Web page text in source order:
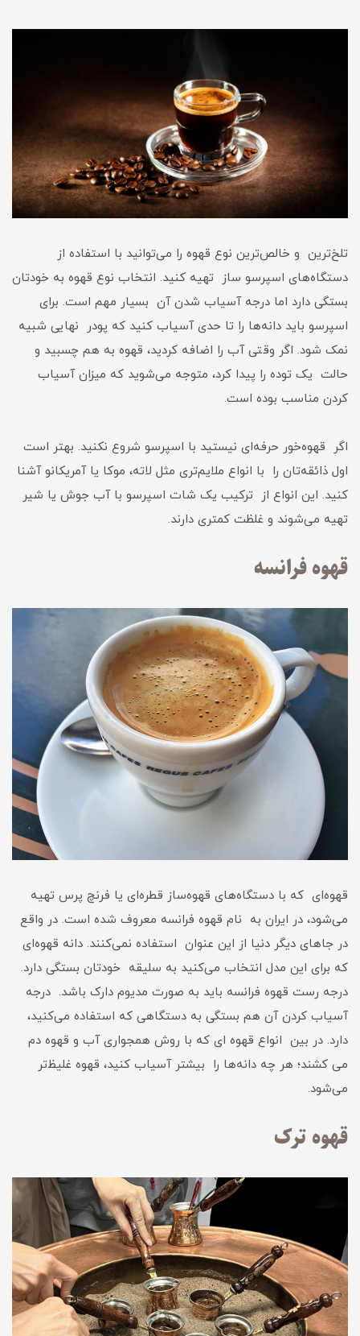
تلخ‌ترین و خالص‌ترین نوع قهوه را می‌توانید با استفاده از
دستگاه‌های اسپرسو ساز تهیه کنید. انتخاب نوع قهوه به خودتان
بستگی دارد اما درجه آسیاب شدن آن بسیار مهم است. برای
اسپرسو باید دانه‌ها را تا حدی آسیاب کنید که پودر نهایی شبیه
نمک شود. اگر وقتی آب را اضافه کردید، قهوه به هم چسبید و
حالت یک توده را پیدا کرد، متوجه می‌شوید که میزان آسیاب
کردن مناسب بوده است.
اگر قهوه‌خور حرفه‌ای نیستید با اسپرسو شروع نکنید. بهتر است
اول ذائقه‌تان را با انواع ملایم‌تری مثل لاته، موکا یا آمریکانو آشنا
کنید. این انواع از ترکیب یک شات اسپرسو با آب جوش یا شیر
تهیه می‌شوند و غلظت کمتری دارند.
قهوه فرانسه
قهوه‌ای که با دستگاه‌های قهوه‌ساز قطره‌ای یا فرنچ پرس تهیه
می‌شود، در ایران به نام قهوه فرانسه معروف شده است. در واقع
در جاهای دیگر دنیا از این عنوان استفاده نمی‌کنند. دانه قهوه‌ای
که برای این مدل انتخاب می‌کنید به سلیقه خودتان بستگی دارد.
درجه رست قهوه فرانسه باید به صورت مدیوم دارک باشد. درجه
آسیاب کردن آن هم بستگی به دستگاهی که استفاده می‌کنید،
دارد. در بین انواع قهوه ای که با روش همجواری آب و قهوه دم
می کشند؛ هر چه دانه‌ها را بیشتر آسیاب کنید، قهوه غلیظ‌تر
می‌شود.
قهوه ترک